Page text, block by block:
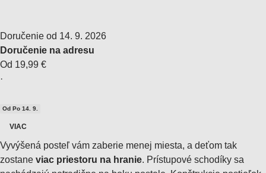
Doručenie od 14. 9. 2026
Doručenie na adresu
Od 19,99 €
·
Od Po 14. 9.
VIAC
Vyvýšená posteľ vám zaberie menej miesta, a deťom tak
zostane viac priestoru na hranie. Prístupové schodíky sa